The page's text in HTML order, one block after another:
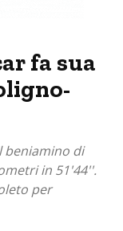
fa sua
beniamino di
in 51'44''.
per